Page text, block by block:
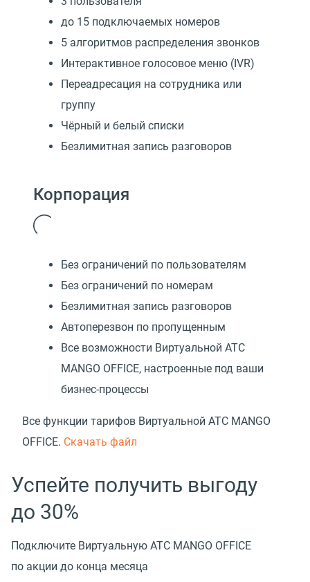
до 15 подключаемых номеров
5 алгоритмов распределения звонков
Интерактивное голосовое меню (IVR)
Переадресация на сотрудника или
группу
Чёрный и белый списки
Безлимитная запись разговоров
Корпорация
Без ограничений по пользователям
Без ограничений по номерам
Безлимитная запись разговоров
Автоперезвон по пропущенным
Все возможности Виртуальной АТС
MANGO OFFICE, настроенные под ваши
бизнес-процессы
Все функции тарифов Виртуальной АТС MANGO
OFFICE. Скачать файл
Успейте получить выгоду
до 30%
Подключите Виртуальную АТС MANGO OFFICE
по акции до конца месяца